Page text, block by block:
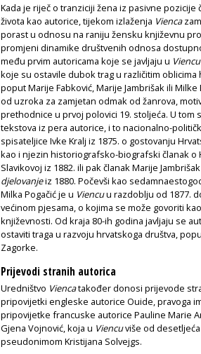
Kada je riječ o tranziciji žena iz pasivne
života kao autorice, tijekom izlaženja Vienca
porast u odnosu na raniju žensku književnu
promjeni dinamike društvenih odnosa
među prvim autoricama koje se javljaju u Viencu
koje su ostavile dubok trag u različitim
poput Marije Fabković, Marije Jambrišak ili
od uzroka za zamjetan odmak od žanrova,
prethodnice u prvoj polovici 19. stoljeća. U
tekstova iz pera autorice, i to nacionalno-
spisateljice Ivke Kralj iz 1875. o gostovanju
kao i njezin historiografsko-biografski članak o
Slavikovoj iz 1882. ili pak članak Marije
djelovanjeiz 1880. Počevši kao
Milka Pogačić je u Viencuu razdoblju od 1877.
većinom pjesama, o kojima se može govoriti
književnosti. Od kraja 80-ih godina javljaju se
ostaviti traga u razvoju hrvatskoga društva,
Zagorke.
Prijevodi stranih autorica
Uredništvo Viencatakođer donosi prijevode
pripovijetki engleske autorice Ouide, pravoga
pripovijetke francuske autorice Pauline Marie
Gjena Vojnović, koja u Viencuviše od
pseudonimom Kristijana Solvejgs.